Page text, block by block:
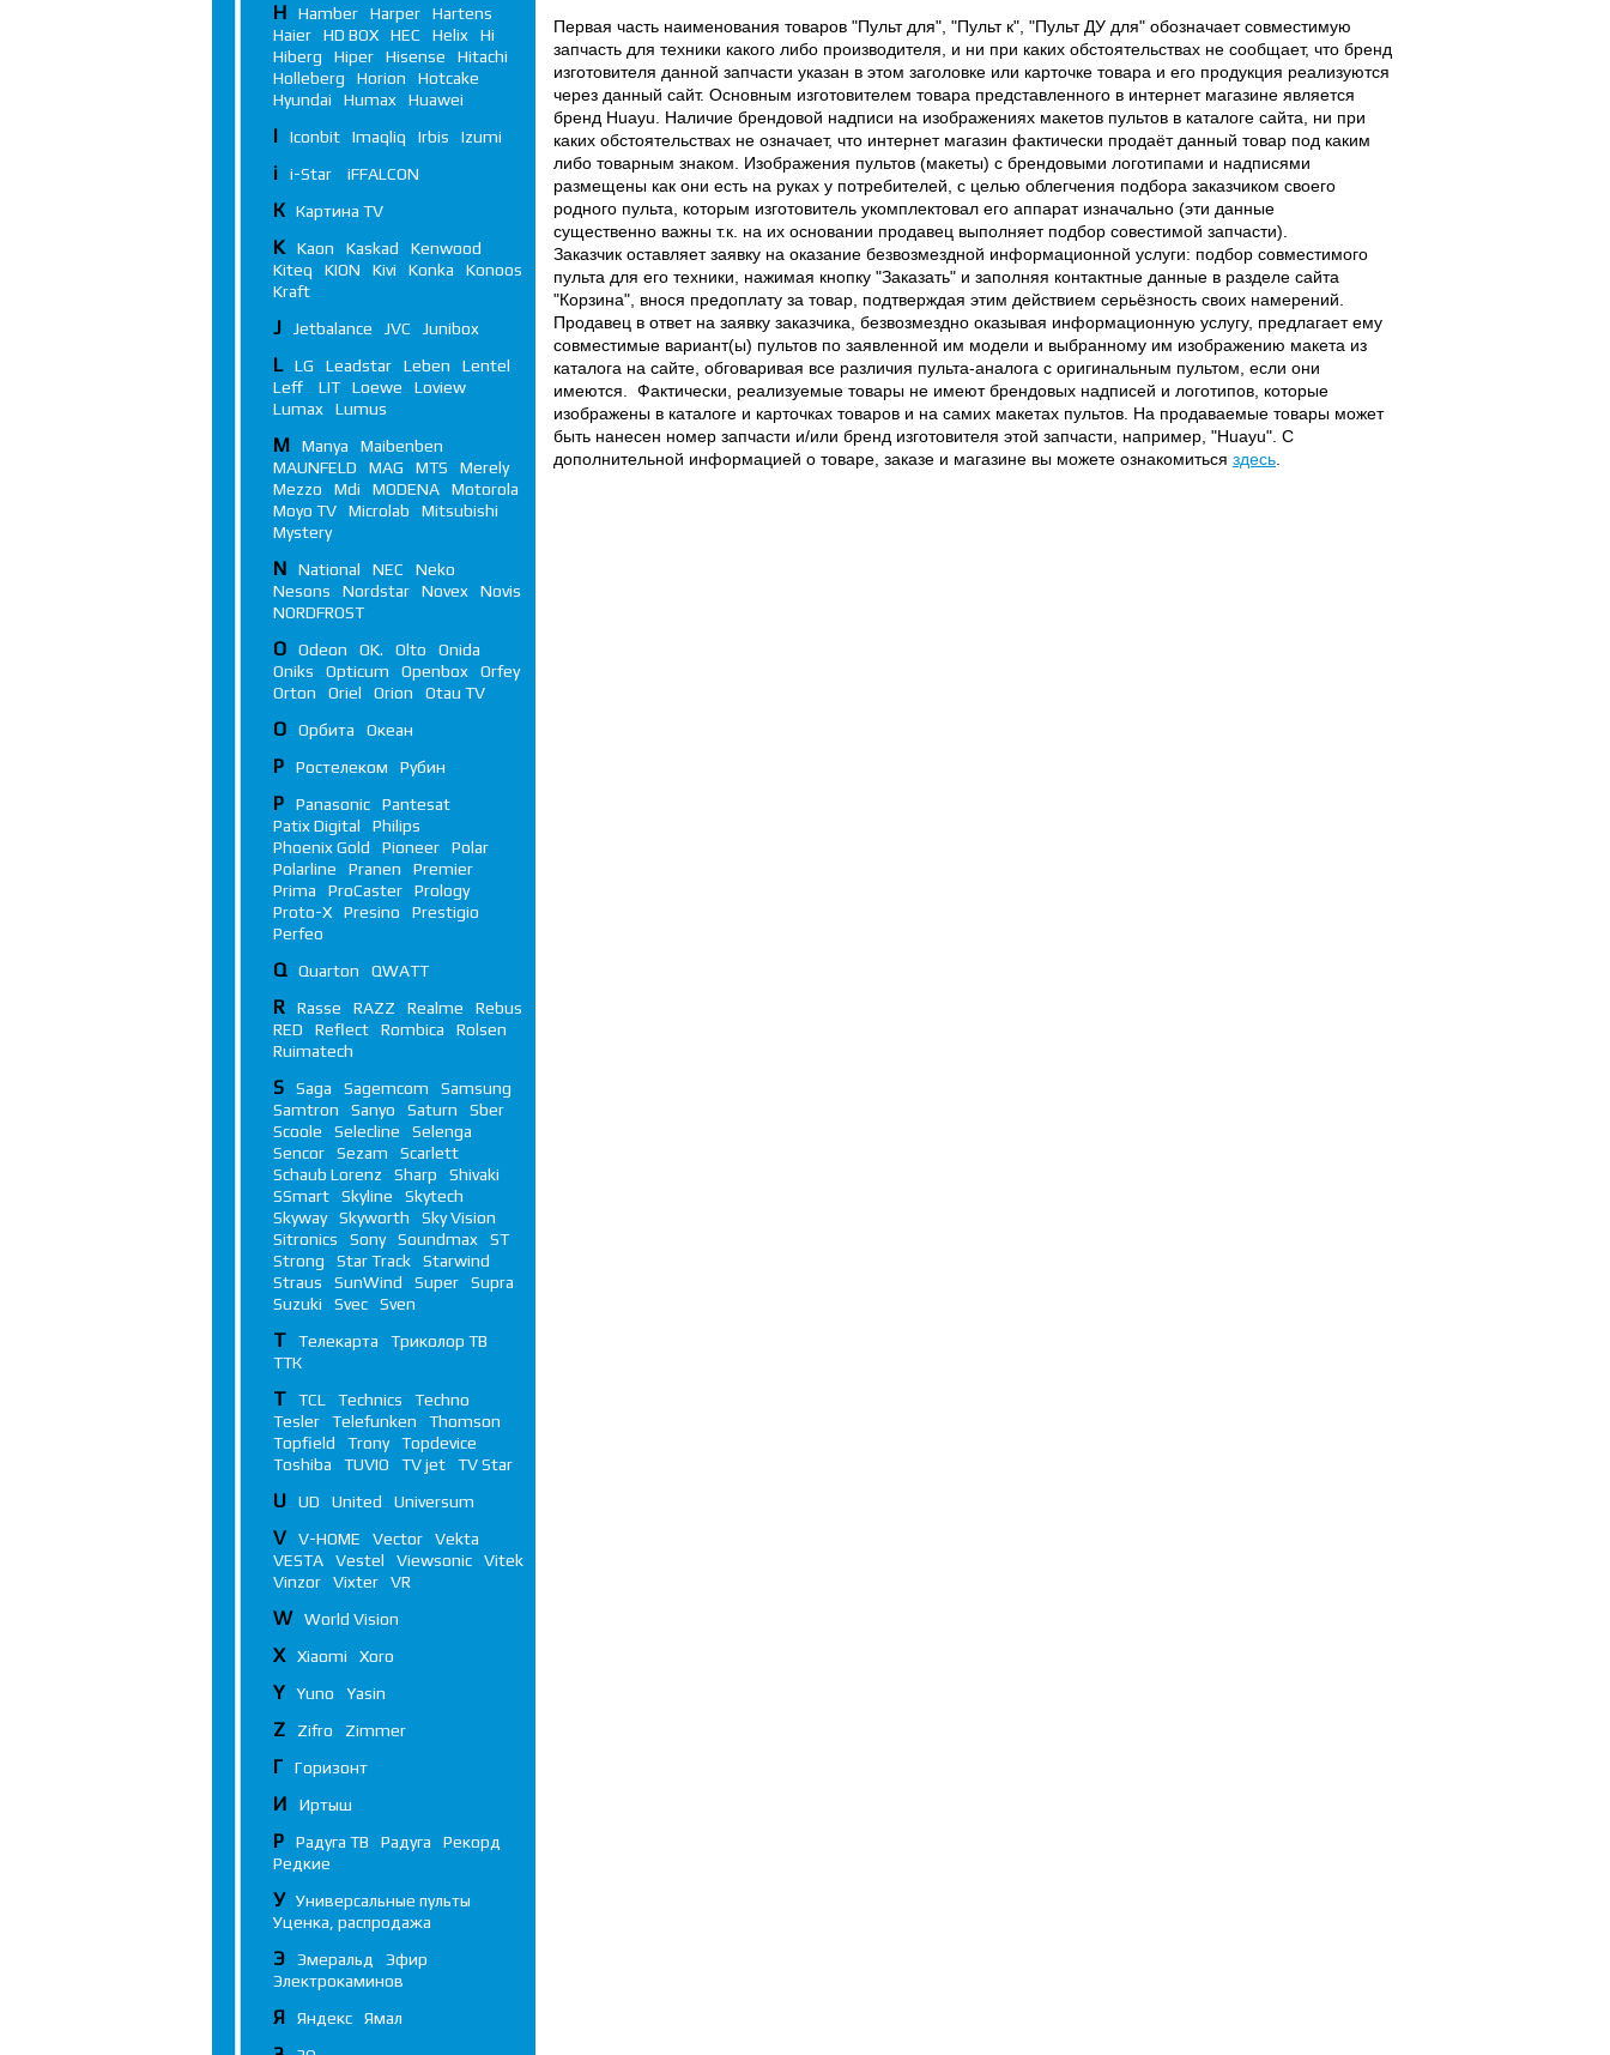
Первая часть наименования товаров "Пульт для", "Пульт к", "Пульт ДУ для" обозначает совместимую
запчасть для техники какого либо производителя, и ни при каких обстоятельствах не сообщает, что бренд
изготовителя данной запчасти указан в этом заголовке или карточке товара и его продукция реализуются
через данный сайт. Основным изготовителем товара представленного в интернет магазине является
бренд Huayu. Наличие брендовой надписи на изображениях макетов пультов в каталоге сайта, ни при
каких обстоятельствах не означает, что интернет магазин фактически продаёт данный товар под каким
либо товарным знаком. Изображения пультов (макеты) с брендовыми логотипами и надписями
размещены как они есть на руках у потребителей, с целью облегчения подбора заказчиком своего
родного пульта, которым изготовитель укомплектовал его аппарат изначально (эти данные
существенно важны т.к. на их основании продавец выполняет подбор совестимой запчасти).
Заказчик оставляет заявку на оказание безвозмездной информационной услуги: подбор совместимого
пульта для его техники, нажимая кнопку "Заказать" и заполняя контактные данные в разделе сайта
"Корзина", внося предоплату за товар, подтверждая этим действием серьёзность своих намерений.
Продавец в ответ на заявку заказчика, безвозмездно оказывая информационную услугу, предлагает ему
совместимые вариант(ы) пультов по заявленной им модели и выбранному им изображению макета из
каталога на сайте, обговаривая все различия пульта-аналога с оригинальным пультом, если они
имеются. Фактически, реализуемые товары не имеют брендовых надписей и логотипов, которые
изображены в каталоге и карточках товаров и на самих макетах пультов. На продаваемые товары может
быть нанесен номер запчасти и/или бренд изготовителя этой запчасти, например, "Huayu". С
дополнительной информацией о товаре, заказе и магазине вы можете ознакомиться здесь
H Hamber Harper
Hartens
Haier
HD BOX HEC Helix
Hi
Hiberg
Hiper Hisense
Hitachi
Holleberg
Horion
Hotcake
Hyundai
Humax Huawei
I Iconbit Imaqliq Irbis Izumi
i i-Star iFFALСON
К Картина TV
K Kaon Kaskad
Kenwood
Kiteq
KION Kivi Konka
Konoos
Kraft
J Jetbalance JVC Junibox
L LG Leadstar Leben
Lentel
Leff
LIT Loewe
Loview
Lumax
Lumus
M Manya
Maibenben
MAUNFELD
MAG MTS
Merely
Mezzo
Mdi MODENA
Motorola
Moyo TV
Microlab
Mitsubishi
Mystery
N National NEC
Neko
Nesons
Nordstar Novex
Novis
NORDFROST
O Odeon OK. Olto
Onida
Oniks
Opticum Openbox
Orfey
Orton
Oriel Orion Otau TV
О Орбита Океан
Р Ростелеком Рубин
P Panasonic
Pantesat
Patix Digital
Philips
Phoenix Gold
Pioneer
Polar
Polarline
Pranen
Premier
Prima
ProCaster
Prology
Proto-X
Presino
Prestigio
Perfeo
Q Quarton QWATT
R Rasse RAZZ Realme
Rebus
RED
Reflect Rombica
Rolsen
Ruimatech
S Saga Sagemcom
Samsung
Samtron
Sanyo Saturn
Sber
Scoole
Selecline
Selenga
Sencor
Sezam
Scarlett
Schaub Lorenz
Sharp
Shivaki
SSmart
Skyline
Skytech
Skyway
Skyworth
Sky Vision
Sitronics
Sony Soundmax
ST
Strong
Star Track
Starwind
Straus
SunWind Super
Supra
Suzuki
Svec Sven
Т Телекарта
Триколор ТВ
ТТК
T TCL Technics
Techno
Tesler
Telefunken
Thomson
Topfield
Trony
Topdevice
Toshiba
TUVIO TV jet TV Star
U UD United Universum
V V-HOME Vector
Vekta
VESTA
Vestel Viewsonic
Vitek
Vinzor
Vixter VR
W World Vision
X Xiaomi Xoro
Y Yuno Yasin
Z Zifro Zimmer
Г Горизонт
И Иртыш
Р Радуга ТВ Радуга
Рекорд
Редкие
У
Универсальные пульты
Уценка, распродажа
Э Эмеральд
Эфир
Электрокаминов
Я Яндекс Ямал